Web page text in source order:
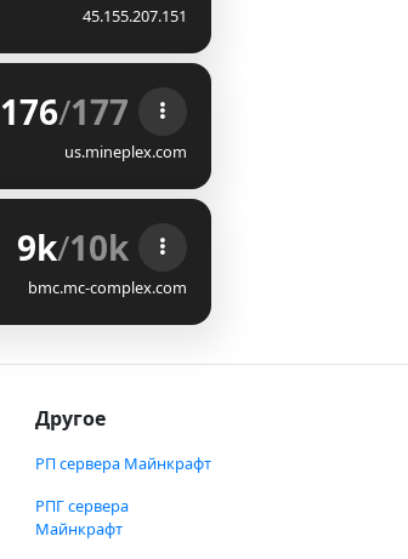
45.155.207.151
176/177
us.mineplex.com
9k/10k
bmc.mc-complex.com
Другое
РП сервера Майнкрафт
РПГ сервера
Майнкрафт